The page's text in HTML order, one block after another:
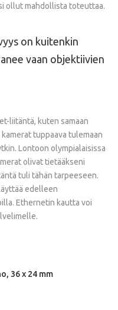
ollut mahdollista toteuttaa.
on kuitenkin
vaan objektiivien
liitäntä, kuten samaan
tuppaava tulemaan
Lontoon olympialaisissa
olivat tietääkseni
tuli tähän tarpeeseen.
edelleen
Ethernetin kautta voi
36 x 24 mm